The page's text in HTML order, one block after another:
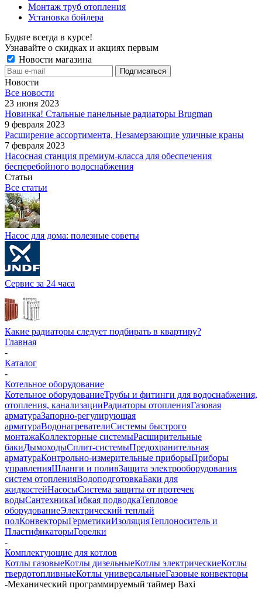
Монтаж труб отопления
Установка бойлера
Будьте всегда в курсе!
Узнавайте о скидках и акциях первым
Новости магазина
Новости
Все новости
23 июня 2023
Новинка! Стальные панельные радиаторы Brugman
9 февраля 2023
Расширение ассортимента, Незамерзающие уличные краны
7 февраля 2023
Насосная станция премиум-класса для обеспечения
бесперебойного водоснабжения
Статьи
Все статьи
Насос для дома: полезные советы
Сервис за 24 часа
Какие радиаторы следует подбирать в квартиру?
Главная
-
Каталог
-
Котельное оборудование
Котельное оборудованиеТрубы и фитинги для водоснабжения,
отопления, канализацииРадиаторы отопленияГазовая
арматураЗапорно-регулирующая
арматураВодонагревателиСистемы быстрого
монтажаКоллекторные системыРасширительные
бакиДымоходыСплит-системыПредохранительная
арматураКонтрольно-измерительные приборыПриборы
управленияШланги и поливЗащита электрооборудования
систем отопленияВодоподготовкаБаки для
жидкостейНасосыСистема защиты от протечек
водыСантехникаГибкая подводкаТепловое
оборудованиеЭлектрический теплый
полКонвекторыГерметикиИзоляцияТеплоноситель и
ПластификаторыГорелки
-
Комплектующие для котлов
Котлы газовыеКотлы дизельныеКотлы электрическиеКотлы
твердотопливныеКотлы универсальныеГазовые конвекторы
-Механический программируемый таймер Baxi